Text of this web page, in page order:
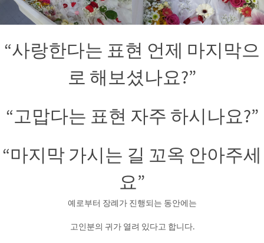
“사랑한다는 표현 언제 마지막으
로 해보셨나요?”
“고맙다는 표현 자주 하시나요?”
“마지막 가시는 길 꼬옥 안아주세
요”
예로부터 장례가 진행되는 동안에는
고인분의 귀가 열려 있다고 합니다.